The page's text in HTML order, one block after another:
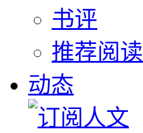
书评
推荐阅读
动态